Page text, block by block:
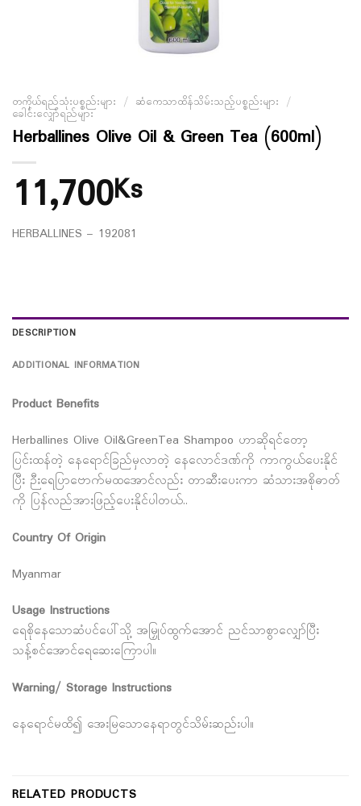
တကိုယ်ရည်သုံးပစ္စည်းများ / ဆံကေသာထိန်သိမ်းသည့်ပစ္စည်းများ /
ခေါင်းလျှော်ရည်များ
Herballines Olive Oil & Green Tea (600ml)
11,700Ks
HERBALLINES – 192081
DESCRIPTION
ADDITIONAL INFORMATION
Product Benefits
Herballines Olive Oil&GreenTea Shampoo ဟာဆိုရင်တော့
ပြင်းထန်တဲ့ နေရောင်ခြည်မှလာတဲ့ နေလောင်ဒဏ်ကို ကာကွယ်ပေးနိုင်
ပြီး ဉီးရေပြာဗောက်မထအောင်လည်း တာဆီးပေးကာ ဆံသားအစိုဓာတ်
ကို ပြန်လည်အားဖြည့်ပေးနိုင်ပါတယ်..
Country Of Origin
Myanmar
Usage Instructions
ရေစိုနေသောဆံပင်ပေါ်သို့ အမြှုပ်ထွက်အောင် ညင်သာစွာလျှော်ပြီး
သန့်စင်အောင်ရေဆေးကြောပါ။
Warning/ Storage Instructions
နေရောင်မထိ၍ အေးမြသောနေရာတွင်သိမ်းဆည်းပါ။
RELATED PRODUCTS